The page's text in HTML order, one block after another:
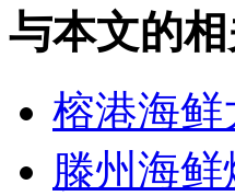
与本文的
榕港海鲜
滕州海